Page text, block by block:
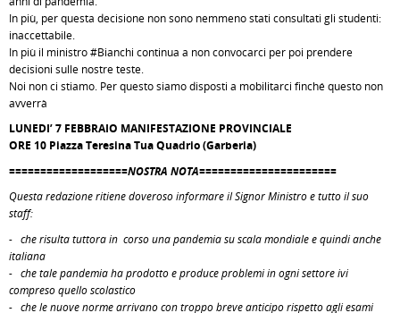
In più, per questa decisione non sono nemmeno stati consultati gli studenti:
inaccettabile.
In più il ministro #Bianchi continua a non convocarci per poi prendere
decisioni sulle nostre teste.
Noi non ci stiamo. Per questo siamo disposti a mobilitarci finché questo non
avverrà
LUNEDI’ 7 FEBBRAIO MANIFESTAZIONE PROVINCIALE
ORE 10 Piazza Teresina Tua Quadrio (Garberia)
===================NOSTRA NOTA======================
Questa redazione ritiene doveroso informare il Signor Ministro e tutto il suo
staff:
- che risulta tuttora in corso una pandemia su scala mondiale e quindi anche
italiana
- che tale pandemia ha prodotto e produce problemi in ogni settore ivi
compreso quello scolastico
- che le nuove norme arrivano con troppo breve anticipo rispetto agli esami